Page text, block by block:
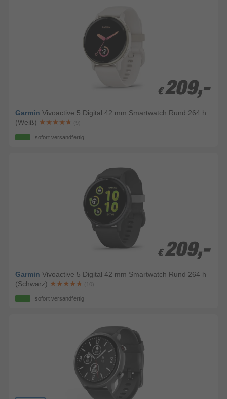
€ 209,-
€ 209,-
Garmin Vivoactive 5 Digital 42 mm Smartwatch Rund 264 h
(Weiß)
(9)
sofort versandfertig
€ 209,-
€ 209,-
Garmin Vivoactive 5 Digital 42 mm Smartwatch Rund 264 h
(Schwarz)
(10)
sofort versandfertig